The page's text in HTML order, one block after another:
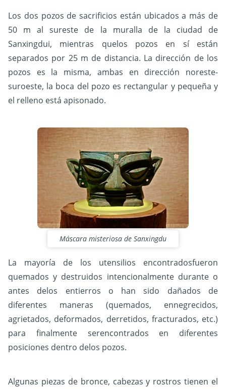
Los dos pozos de sacrificios están ubicados a más de
50 m al sureste de la muralla de la ciudad de
Sanxingdui, mientras quelos pozos en sí están
separados por 25 m de distancia. La dirección de los
pozos es la misma, ambas en dirección noreste-
suroeste, la boca del pozo es rectangular y pequeña y
el relleno está apisonado.
Máscara misteriosa de Sanxingdu
La mayoría de los utensilios encontradosfueron
quemados y destruidos intencionalmente durante o
antes delos entierros o han sido dañados de
diferentes maneras (quemados, ennegrecidos,
agrietados, deformados, derretidos, fracturados, etc.)
para finalmente serencontrados en diferentes
posiciones dentro delos pozos.
Algunas piezas de bronce, cabezas y rostros tienen el